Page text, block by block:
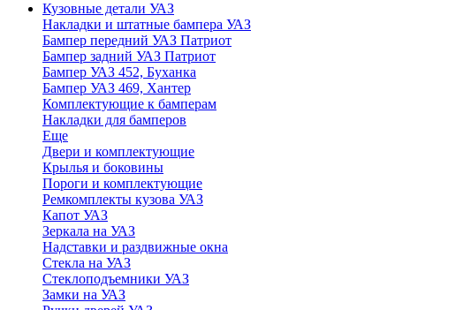
Кузовные детали УАЗ
Накладки и штатные бампера УАЗ
Бампер передний УАЗ Патриот
Бампер задний УАЗ Патриот
Бампер УАЗ 452, Буханка
Бампер УАЗ 469, Хантер
Комплектующие к бамперам
Накладки для бамперов
Еще
Двери и комплектующие
Крылья и боковины
Пороги и комплектующие
Ремкомплекты кузова УАЗ
Капот УАЗ
Зеркала на УАЗ
Надставки и раздвижные окна
Стекла на УАЗ
Стеклоподъемники УАЗ
Замки на УАЗ